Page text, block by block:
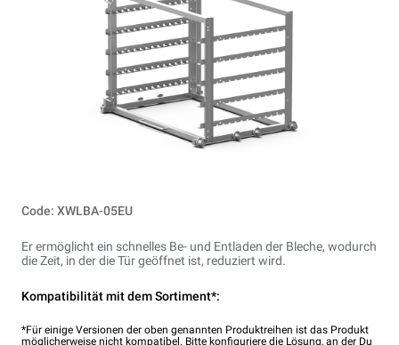
Code: XWLBA-05EU
Er ermöglicht ein schnelles Be- und Entladen der Bleche, wodurch
die Zeit, in der die Tür geöffnet ist, reduziert wird.
Kompatibilität mit dem Sortiment*:
*Für einige Versionen der oben genannten Produktreihen ist das Produkt
möglicherweise nicht kompatibel. Bitte konfiguriere die Lösung, an der Du